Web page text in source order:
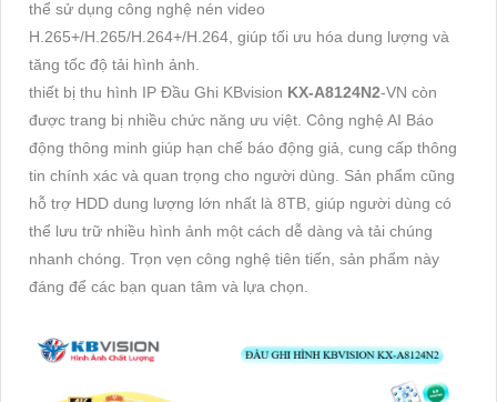
thể sử dụng công nghệ nén video
H.265+/H.265/H.264+/H.264, giúp tối ưu hóa dung lượng và
tăng tốc độ tải hình ảnh.
thiết bị thu hình IP Đầu Ghi KBvision KX-A8124N2-VN còn
được trang bị nhiều chức năng ưu việt. Công nghệ AI Báo
động thông minh giúp hạn chế báo động giả, cung cấp thông
tin chính xác và quan trọng cho người dùng. Sản phẩm cũng
hỗ trợ HDD dung lượng lớn nhất là 8TB, giúp người dùng có
thể lưu trữ nhiều hình ảnh một cách dễ dàng và tải chúng
nhanh chóng. Trọn vẹn công nghệ tiên tiến, sản phẩm này
đáng để các bạn quan tâm và lựa chọn.